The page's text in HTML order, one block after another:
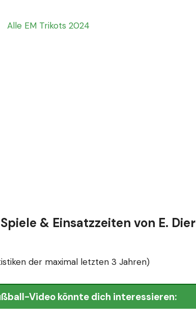
Alle EM Trikots 2024
& Einsatzzeiten von E. Dier
der maximal letzten 3 Jahren)
Video könnte dich interessieren: